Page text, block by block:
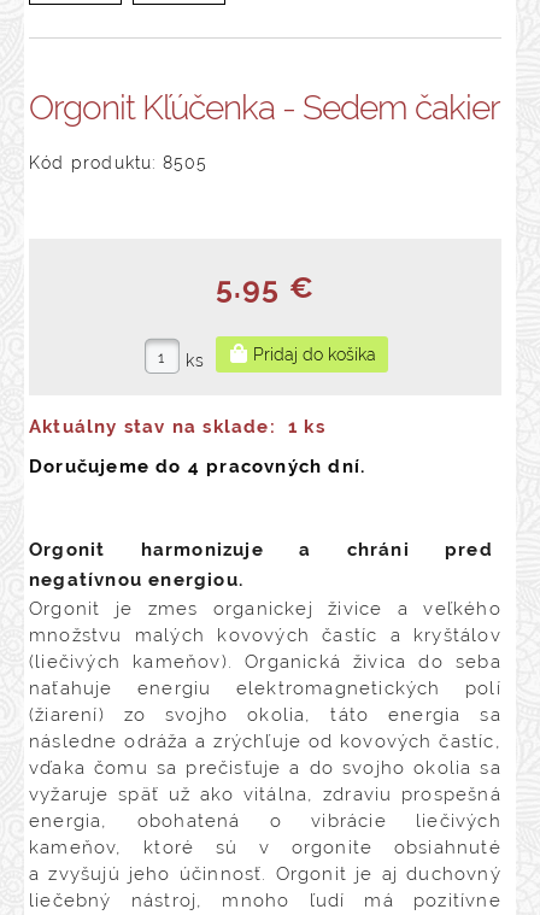
Orgonit Kľúčenka - Sedem čakier
Kód produktu: 8505
5.95 €
ks
Aktuálny stav na sklade:
1 ks
Doručujeme do 4 pracovných dní.
Orgonit harmonizuje a chráni pred
negatívnou energiou.
Orgonit je zmes organickej živice a veľkého
množstvu malých kovových častíc a kryštálov
(liečivých kameňov). Organická živica do seba
naťahuje energiu elektromagnetických polí
(žiarení) zo svojho okolia, táto energia sa
následne odráža a zrýchľuje od kovových častíc,
vďaka čomu sa prečisťuje a do svojho okolia sa
vyžaruje späť už ako vitálna, zdraviu prospešná
energia, obohatená o vibrácie liečivých
kameňov, ktoré sú v orgonite obsiahnuté
a zvyšujú jeho účinnosť. Orgonit je aj duchovný
liečebný nástroj, mnoho ľudí má pozitívne